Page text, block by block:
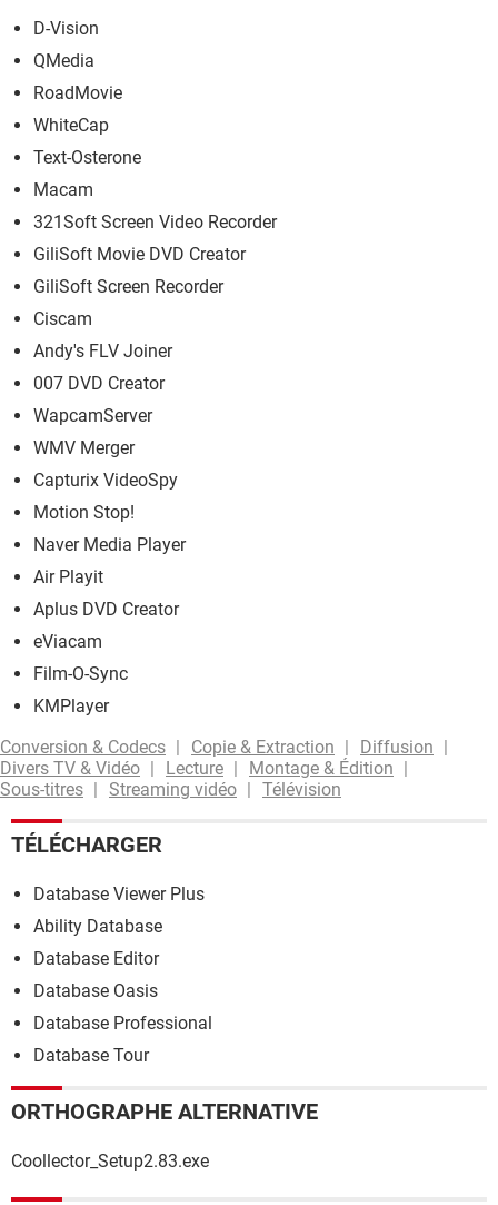
D-Vision
QMedia
RoadMovie
WhiteCap
Text-Osterone
Macam
321Soft Screen Video Recorder
GiliSoft Movie DVD Creator
GiliSoft Screen Recorder
Ciscam
Andy's FLV Joiner
007 DVD Creator
WapcamServer
WMV Merger
Capturix VideoSpy
Motion Stop!
Naver Media Player
Air Playit
Aplus DVD Creator
eViacam
Film-O-Sync
KMPlayer
Conversion & Codecs
Copie & Extraction
Diffusion
Divers TV & Vidéo
Lecture
Montage & Édition
Sous-titres
Streaming vidéo Télévision
TÉLÉCHARGER
Database Viewer Plus
Ability Database
Database Editor
Database Oasis
Database Professional
Database Tour
ORTHOGRAPHE ALTERNATIVE
Coollector_Setup2.83.exe